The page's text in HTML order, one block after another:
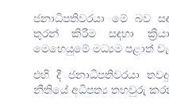
ජනාධිපතිවරයා මේ බව
තුරන් කිරීම සඳහා
මෙහෙයුමේ මධ්‍යම පළාත්
එහි දී ජනාධිපතිවරයා
නීතියේ අධිපත්‍ය තහවුරු